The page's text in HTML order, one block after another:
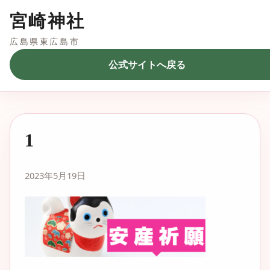
宮崎神社
広島県東広島市
公式サイトへ戻る
1
2023年5月19日